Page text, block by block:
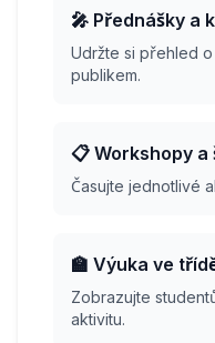
🎤 Přednášky a
Udržte si přehled
publikem.
📋 Workshopy a
Časujte jednotlivé
🏫 Výuka ve
Zobrazujte
aktivitu.